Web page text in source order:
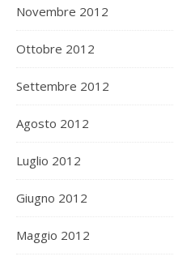
Novembre 2012
Ottobre 2012
Settembre 2012
Agosto 2012
Luglio 2012
Giugno 2012
Maggio 2012